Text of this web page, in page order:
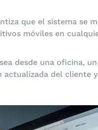
que el sistema se
móviles en
desde una oficina,
del cliente